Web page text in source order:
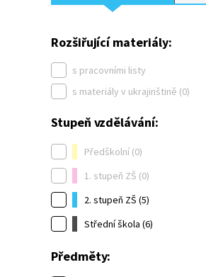
Rozšiřující materiály:
s pracovními listy
s materiály v ukrajinštině (0)
Stupeň vzdělávání:
Předškolní (0)
1. stupeň ZŠ (0)
2. stupeň ZŠ (5)
Střední škola (6)
Předměty: